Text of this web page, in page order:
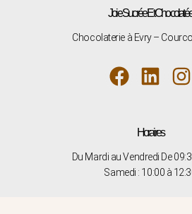
Joie Sucrée Et Chocolatée
Chocolaterie à Evry –
Horaires
Du Mardi au Vendredi De
Samedi : 10:00 à